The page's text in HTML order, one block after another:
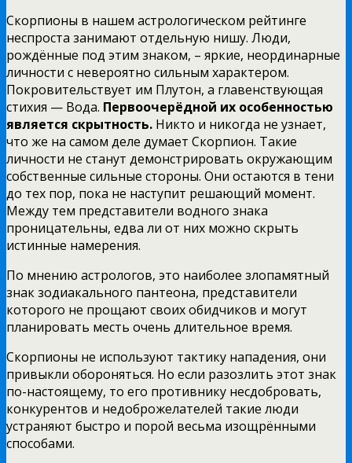
Скорпионы в нашем астрологическом рейтинге
неспроста занимают отдельную нишу. Люди,
рождённые под этим знаком, – яркие, неординарные
личности с невероятно сильным характером.
Покровительствует им Плутон, а главенствующая
стихия — Вода. Первоочерёдной их особенностью
является скрытность. Никто и никогда не узнает,
что же на самом деле думает Скорпион. Такие
личности не станут демонстрировать окружающим
собственные сильные стороны. Они остаются в тени
до тех пор, пока не наступит решающий момент.
Между тем представители водного знака
проницательны, едва ли от них можно скрыть
истинные намерения.
По мнению астрологов, это наиболее злопамятный
знак зодиакального пантеона, представители
которого не прощают своих обидчиков и могут
планировать месть очень длительное время.
Скорпионы не используют тактику нападения, они
привыкли обороняться. Но если разозлить этот знак
по-настоящему, то его противнику несдобровать,
конкурентов и недоброжелателей такие люди
устраняют быстро и порой весьма изощрёнными
способами.